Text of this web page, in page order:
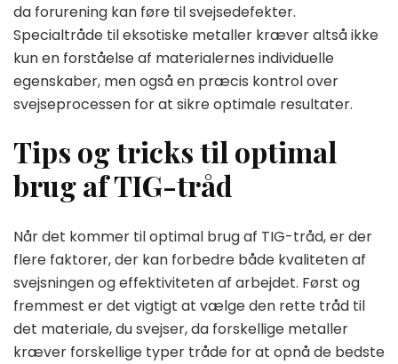
da forurening kan føre til svejsedefekter.
Specialtråde til eksotiske metaller kræver altså ikke
kun en forståelse af materialernes individuelle
egenskaber, men også en præcis kontrol over
svejseprocessen for at sikre optimale resultater.
Tips og tricks til optimal
brug af TIG-tråd
Når det kommer til optimal brug af TIG-tråd, er der
flere faktorer, der kan forbedre både kvaliteten af
svejsningen og effektiviteten af arbejdet. Først og
fremmest er det vigtigt at vælge den rette tråd til
det materiale, du svejser, da forskellige metaller
kræver forskellige typer tråde for at opnå de bedste